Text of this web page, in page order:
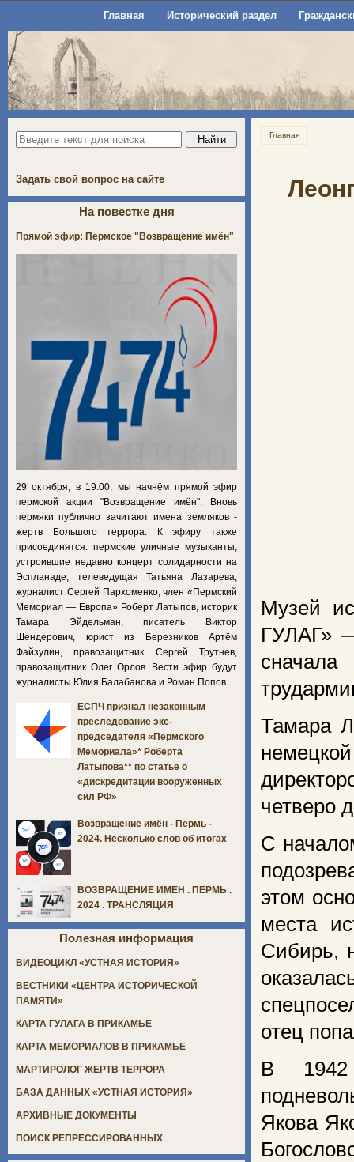
Главная Исторический раздел
Главная
Музей
ГУЛАГ»
Тамара
четверо
С
этом
места
Сибирь,
отец
В 1942
Якова
Задать свой вопрос на сайте
На повестке дня
Прямой эфир: Пермское "Возвращение имён"
29 октября, в 19:00, мы начнём прямой эфир
пермской акции "Возвращение имён". Вновь
пермяки публично зачитают имена земляков -
жертв Большого террора. К эфиру также
присоединятся: пермские уличные музыканты,
устроившие недавно концерт солидарности на
Эспланаде, телеведущая Татьяна Лазарева,
журналист Сергей Пархоменко, член «Пермский
Мемориал — Европа» Роберт Латыпов, историк
Тамара Эйдельман, писатель Виктор
Шендерович, юрист из Березников Артём
Файзулин, правозащитник Сергей Трутнев,
правозащитник Олег Орлов. Вести эфир будут
журналисты Юлия Балабанова и Роман Попов.
ЕСПЧ признал незаконным
преследование экс-
председателя «Пермского
Мемориала»* Роберта
Латыпова** по статье о
«дискредитации вооруженных
сил РФ»
Возвращение имён - Пермь -
2024. Несколько слов об итогах
ВОЗВРАЩЕНИЕ ИМЁН . ПЕРМЬ .
2024 . ТРАНСЛЯЦИЯ
Полезная информация
ВИДЕОЦИКЛ «УСТНАЯ ИСТОРИЯ»
ВЕСТНИКИ «ЦЕНТРА ИСТОРИЧЕСКОЙ
ПАМЯТИ»
КАРТА ГУЛАГА В ПРИКАМЬЕ
КАРТА МЕМОРИАЛОВ В ПРИКАМЬЕ
МАРТИРОЛОГ ЖЕРТВ ТЕРРОРА
БАЗА ДАННЫХ «УСТНАЯ ИСТОРИЯ»
АРХИВНЫЕ ДОКУМЕНТЫ
ПОИСК РЕПРЕССИРОВАННЫХ